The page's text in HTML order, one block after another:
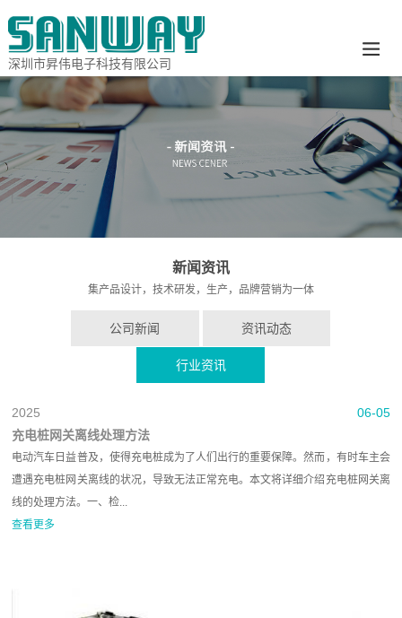
深圳市昇伟电子科技有限公司
新闻资讯
集产品设计，技术研发，生产，品牌营销为一体
公司新闻 资讯动态
行业资讯
06-05
2025
充电桩网关离线处理方法
电动汽车日益普及，使得充电桩成为了人们出行的重要保障。然而，有时车主会
遭遇充电桩网关离线的状况，导致无法正常充电。本文将详细介绍充电桩网关离
线的处理方法。一、检...
查看更多